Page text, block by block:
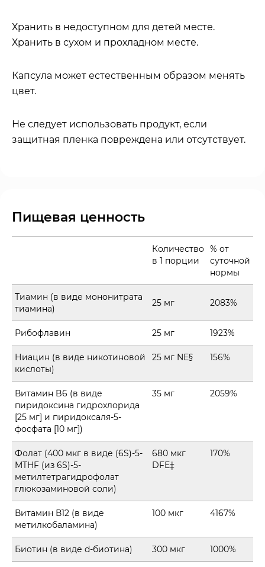
Хранить в недоступном для детей месте.
Хранить в сухом и прохладном месте.
Капсула может естественным образом менять
цвет.
Не следует использовать продукт, если
защитная пленка повреждена или отсутствует.
Пищевая ценность
Количество
в 1 порции
% от
суточной
нормы
Тиамин (в виде мононитрата
тиамина)
25 мг 2083%
Рибофлавин 25 мг 1923%
Ниацин (в виде никотиновой
кислоты)
25 мг NE§ 156%
Витамин B6 (в виде
пиридоксина гидрохлорида
[25 мг] и пиридоксаля-5-
фосфата [10 мг])
35 мг 2059%
Фолат (400 мкг в виде (6S)-5-
MTHF (из 6S)-5-
метилтетрагидрофолат
глюкозаминовой соли)
680 мкг
DFE‡
170%
Витамин В12 (в виде
метилкобаламина)
100 мкг 4167%
Биотин (в виде d-биотина) 300 мкг 1000%